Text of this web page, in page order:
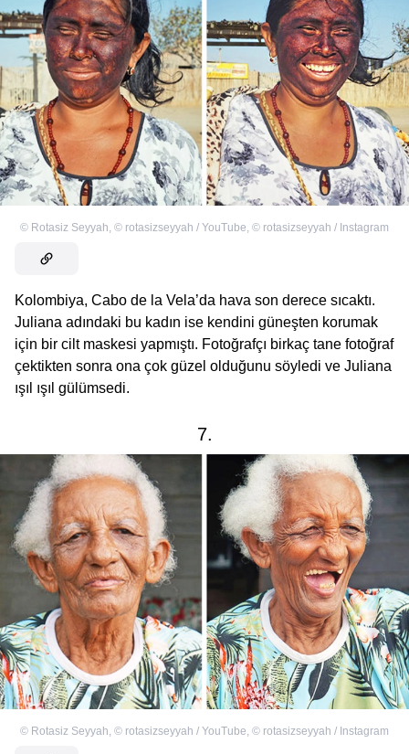
© Rotasiz Seyyah, © rotasizseyyah / YouTube, © rotasizseyyah / Instagram
Kolombiya, Cabo de la Vela’da hava son derece sıcaktı.
Juliana adındaki bu kadın ise kendini güneşten korumak
için bir cilt maskesi yapmıştı. Fotoğrafçı birkaç tane fotoğraf
çektikten sonra ona çok güzel olduğunu söyledi ve Juliana
ışıl ışıl gülümsedi.
7.
© Rotasiz Seyyah © rotasizseyyah / YouTube © rotasizseyyah / Instagram